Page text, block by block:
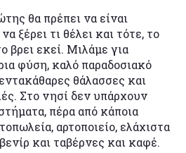
θα πρέπει να είναι
ξέρει τι θέλει και τότε, το
βρει εκεί. Μιλάμε για
φύση, καλό παραδοσιακό
θάλασσες και
Στο νησί δεν υπάρχουν
πέρα από κάποια
αρτοποιείο, ελάχιστα
και ταβέρνες και καφέ.